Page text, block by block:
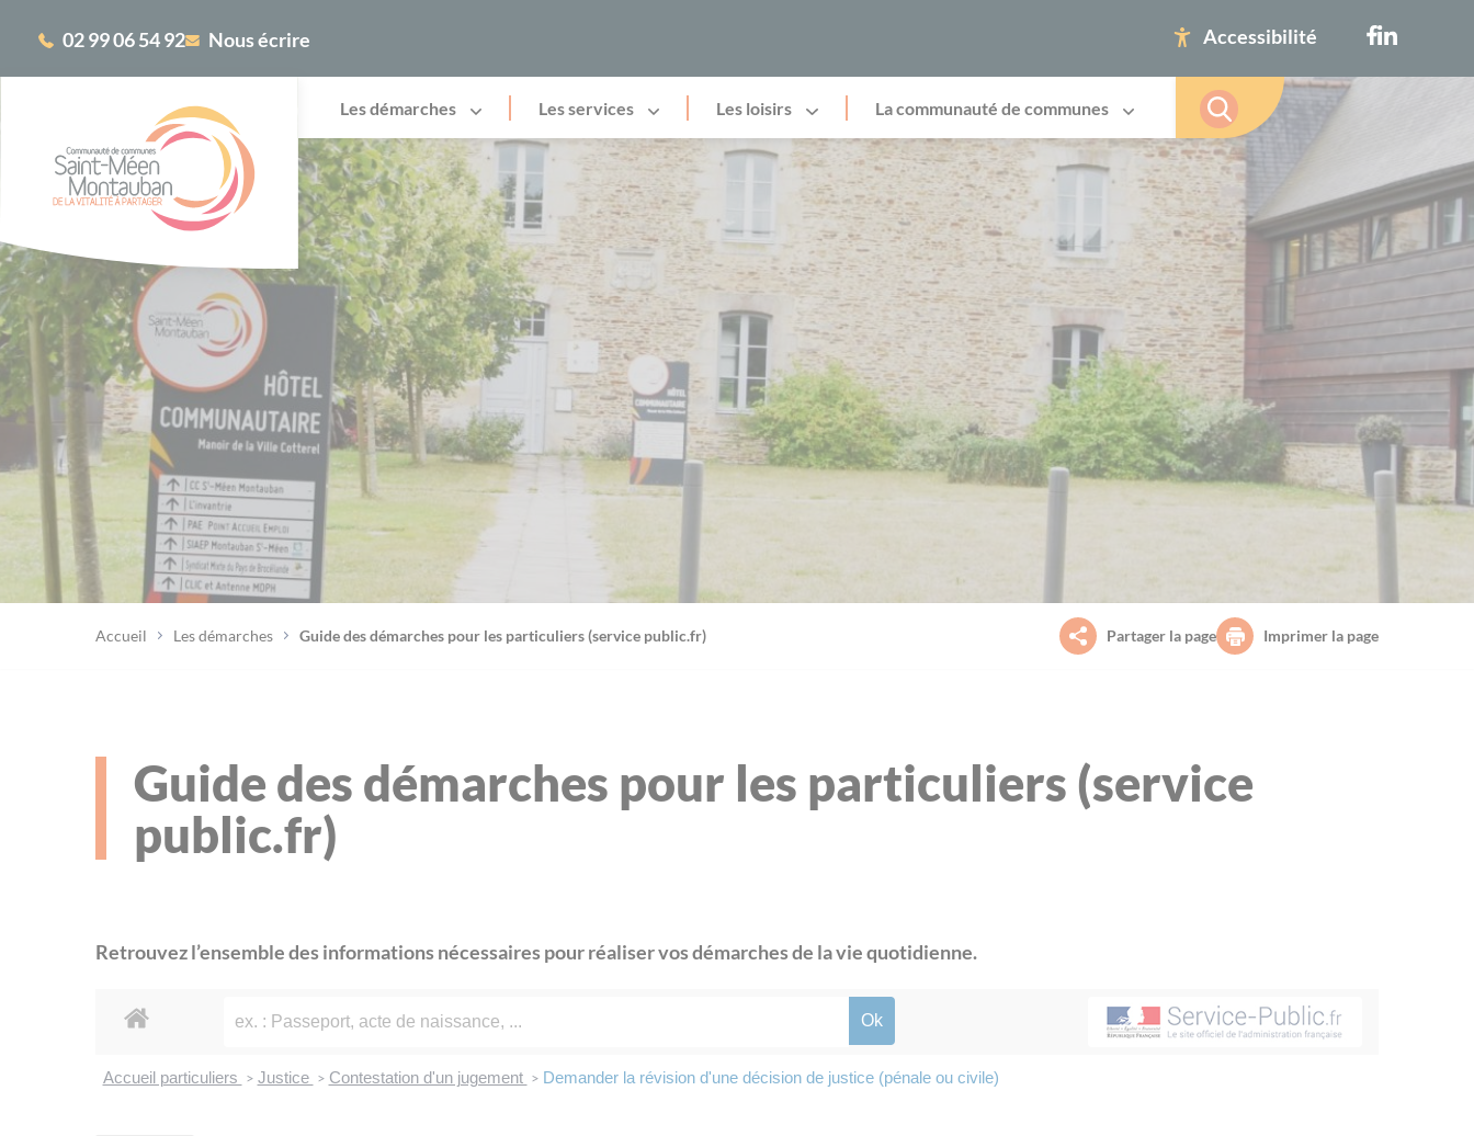
02 99 06 54 92 Nous écrire Accessibilité
Les démarches Les services Les loisirs La communauté de communes
Accueil Les démarches Guide des démarches pour les particuliers (service public.fr) Partager la page Imprimer la page
Guide des démarches pour les particuliers (service
public.fr)
Retrouvez l’ensemble des informations nécessaires pour réaliser vos démarches de la vie quotidienne.
Accueil particuliers > Justice > Contestation d'un jugement > Demander la révision d'une décision de justice (pénale ou civile)